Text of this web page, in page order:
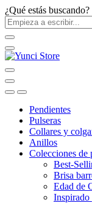
¿Qué estás buscando?
Pendientes
Pulseras
Collares y
Anillos
Colecciones de
Best-
Brisa
Edad de
Inspirado